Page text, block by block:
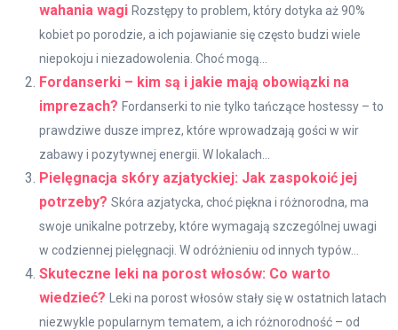
wahania wagi Rozstępy to problem, który dotyka aż 90%
kobiet po porodzie, a ich pojawianie się często budzi wiele
niepokoju i niezadowolenia. Choć mogą...
Fordanserki – kim są i jakie mają obowiązki na
imprezach? Fordanserki to nie tylko tańczące hostessy – to
prawdziwe dusze imprez, które wprowadzają gości w wir
zabawy i pozytywnej energii. W lokalach...
Pielęgnacja skóry azjatyckiej: Jak zaspokoić jej
potrzeby? Skóra azjatycka, choć piękna i różnorodna, ma
swoje unikalne potrzeby, które wymagają szczególnej uwagi
w codziennej pielęgnacji. W odróżnieniu od innych typów...
Skuteczne leki na porost włosów: Co warto
wiedzieć?
Leki na porost włosów stały się w ostatnich latach
niezwykle popularnym tematem, a ich różnorodność – od